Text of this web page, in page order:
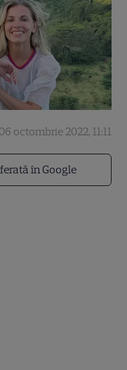
în Google
06 octombrie 2022, 11:11